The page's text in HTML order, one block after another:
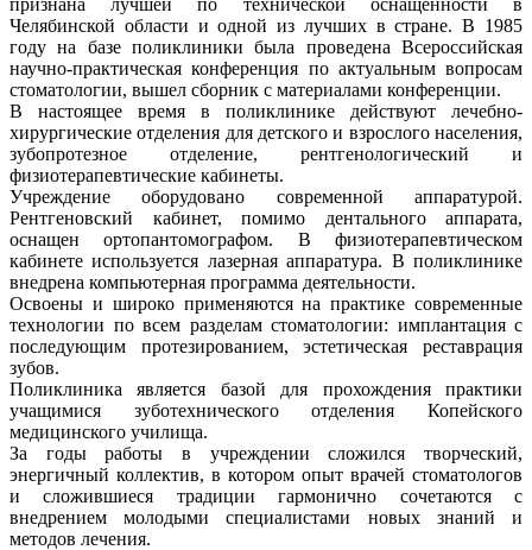
Челябинской области и одной из лучших в стране. В 1985
году на базе поликлиники была проведена Всероссийская
научно-практическая конференция по актуальным вопросам
стоматологии, вышел сборник с материалами конференции.
В настоящее время в поликлинике действуют лечебно-
хирургические отделения для детского и взрослого населения,
зубопротезное отделение, рентгенологический и
физиотерапевтические кабинеты.
Учреждение оборудовано современной аппаратурой.
Рентгеновский кабинет, помимо дентального аппарата,
оснащен ортопантомографом. В физиотерапевтическом
кабинете используется лазерная аппаратура. В поликлинике
внедрена компьютерная программа деятельности.
Освоены и широко применяются на практике современные
технологии по всем разделам стоматологии: имплантация с
последующим протезированием, эстетическая реставрация
зубов.
Поликлиника является базой для прохождения практики
учащимися зуботехнического отделения Копейского
медицинского училища.
За годы работы в учреждении сложился творческий,
энергичный коллектив, в котором опыт врачей стоматологов
и сложившиеся традиции гармонично сочетаются с
внедрением молодыми специалистами новых знаний и
методов лечения.